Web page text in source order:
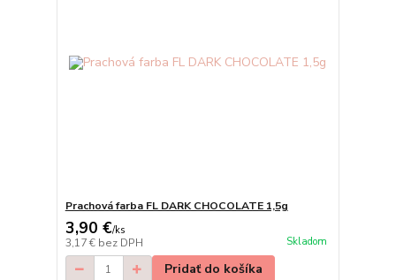
Prachová farba FL DARK CHOCOLATE 1,5g
3,90 €/ks
3,17 € bez DPH Skladom
Pridať do košíka